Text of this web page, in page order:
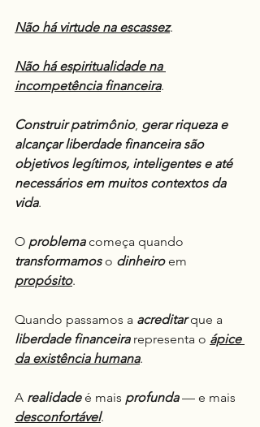
Não há virtude na escassez.
Não há espiritualidade na
incompetência financeira.
Construir patrimônio, gerar riqueza e
alcançar liberdade financeira são
objetivos legítimos, inteligentes e até
necessários em muitos contextos da
vida.
O problema começa quando
transformamos o dinheiro em
propósito.
Quando passamos a acreditar que a
liberdade financeira representa o ápice
da existência humana.
A realidade é mais profunda — e mais
desconfortável.